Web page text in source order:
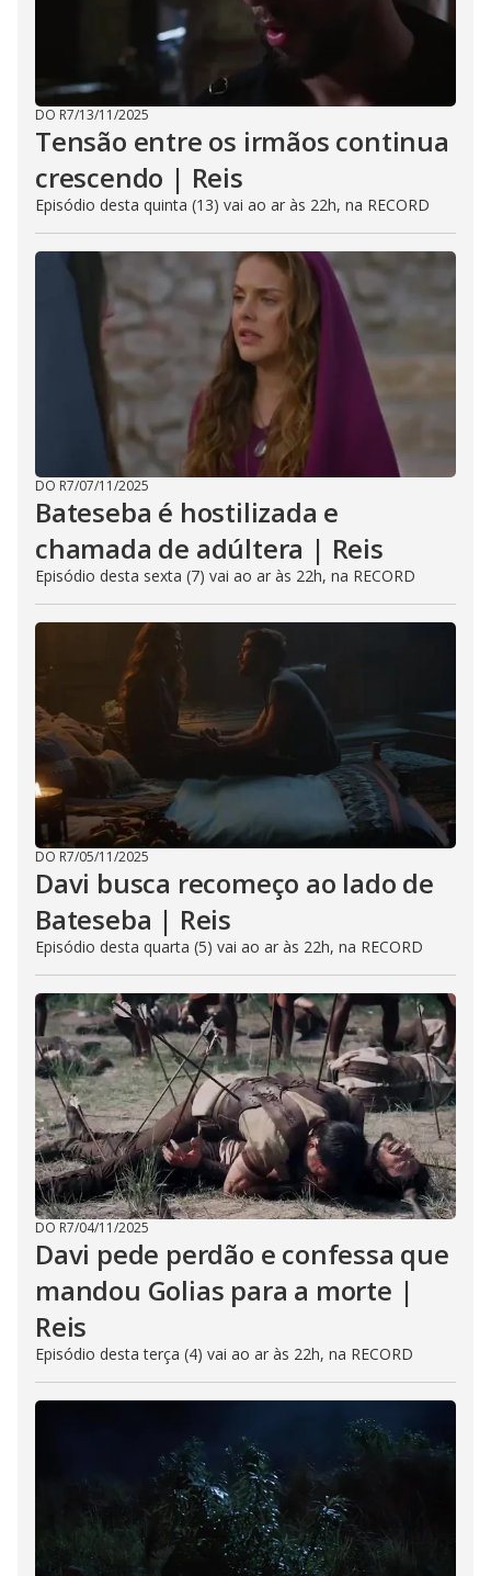
DO R7/13/11/2025
Tensão entre os irmãos continua
crescendo | Reis
Episódio desta quinta (13) vai ao ar às 22h, na RECORD
DO R7/07/11/2025
Bateseba é hostilizada e
chamada de adúltera | Reis
Episódio desta sexta (7) vai ao ar às 22h, na RECORD
DO R7/05/11/2025
Davi busca recomeço ao lado de
Bateseba | Reis
Episódio desta quarta (5) vai ao ar às 22h, na RECORD
DO R7/04/11/2025
Davi pede perdão e confessa que
mandou Golias para a morte |
Reis
Episódio desta terça (4) vai ao ar às 22h, na RECORD